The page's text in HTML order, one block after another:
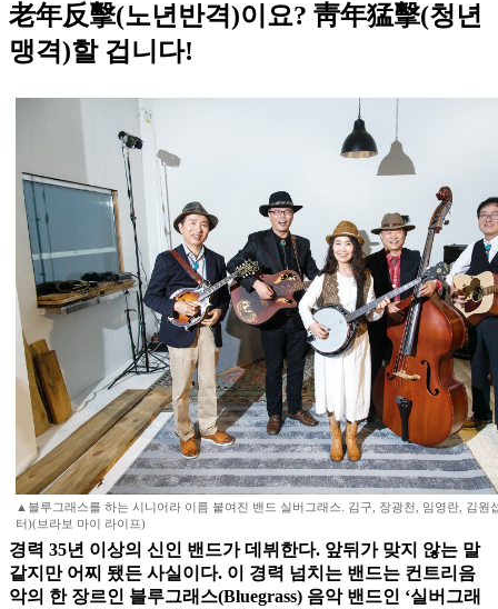
老年反擊(노년반격)이요? 靑年猛擊(청년
맹격)할 겁니다!
▲블루그래스를 하는 시니어라 이름 붙여진 밴드 실버그래스. 김구, 장광천, 임영란, 김원
터)(브라보 마이 라이프)
경력 35년 이상의 신인 밴드가 데뷔한다. 앞뒤가 맞지 않는 말
같지만 어찌 됐든 사실이다. 이 경력 넘치는 밴드는 컨트리음
악의 한 장르인 블루그래스(Bluegrass) 음악 밴드인 ‘실버그래